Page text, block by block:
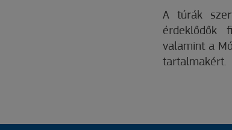
A túrák
érdeklődők
valamint a
tartalmakért.